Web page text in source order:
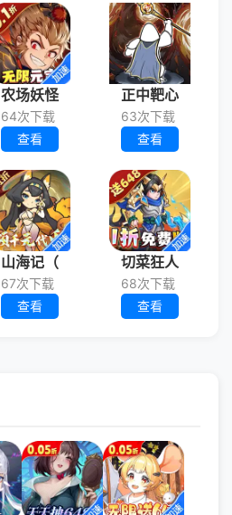
农场妖怪
64次下载
查看
正中靶心
63次下载
查看
山海记（
67次下载
查看
切菜狂人
68次下载
查看